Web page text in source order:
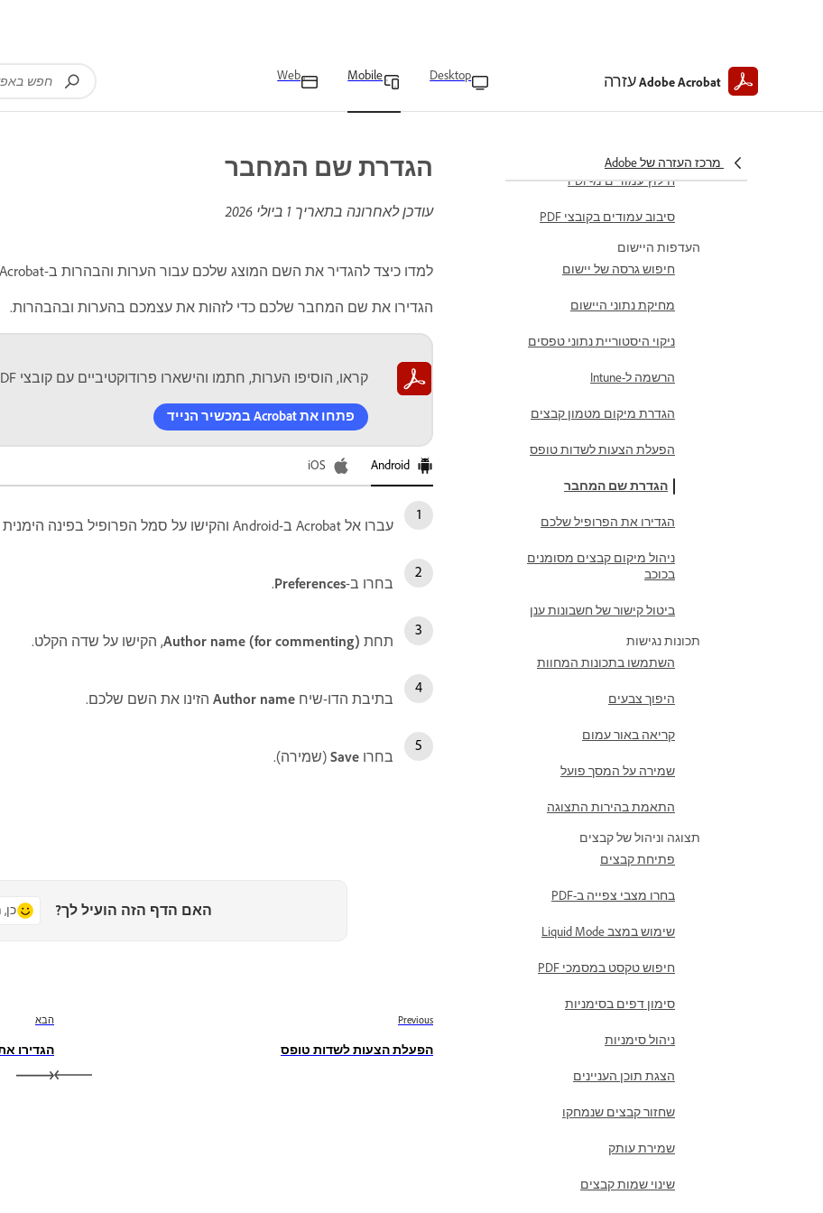
Adobe Acrobatעזרה Desktop
Mobile
Web
מרכז העזרה של Adobe
הוספת תמונות ל-PDF
חילוץ עמודים מ-PDF
סיבוב עמודים בקובצי PDF
העדפות היישום
חיפוש גרסה של יישום
מחיקת נתוני היישום
ניקוי היסטוריית נתוני טפסים
הרשמה ל-Intune
הגדרת מיקום מטמון קבצים
הפעלת הצעות לשדות טופס
הגדרת שם המחבר
הגדירו את הפרופיל שלכם
ניהול מיקום קבצים מסומנים
בכוכב
ביטול קישור של חשבונות ענן
תכונות נגישות
השתמשו בתכונות המחוות
היפוך צבעים
קריאה באור עמום
שמירה על המסך פועל
התאמת בהירות התצוגה
תצוגה וניהול של קבצים
פתיחת קבצים
בחרו מצבי צפייה ב-PDF
שימוש במצב Liquid Mode
חיפוש טקסט במסמכי PDF
סימון דפים בסימניות
ניהול סימניות
הצגת תוכן העניינים
שחזור קבצים שנמחקו
שמירת עותק
שינוי שמות קבצים
הגדרת שם המחבר
עודכן לאחרונה בתאריך 1 ביולי 2026
למדו כיצד להגדיר את השם המוצג שלכם עבור הערות והבהרות ב-Acrobat במכשירים ניידים.
הגדירו את שם המחבר שלכם כדי לזהות את עצמכם בהערות ובהבהרות.
קראו, הוסיפו הערות, חתמו והישארו פרודוקטיביים עם קובצי PDF בדרכים.
פתחו את Acrobat במכשיר הנייד
Android
iOS‏
עברו אל Acrobat ב-Android והקישו על סמל הפרופיל בפינה הימנית העליונה.
בחרו ב-Preferences
.
תחת Author name (for commenting), הקישו על שדה הקלט.
בתיבת הדו-שיח Author name הזינו את השם שלכם.
בחרו Save (שמירה).
האם הדף הזה הועיל לך?
Previous
הפעלת הצעות לשדות טופס
הבא
הגדירו